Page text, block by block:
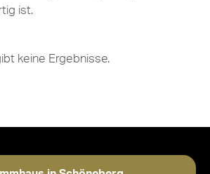
ist.
keine Ergebnisse.